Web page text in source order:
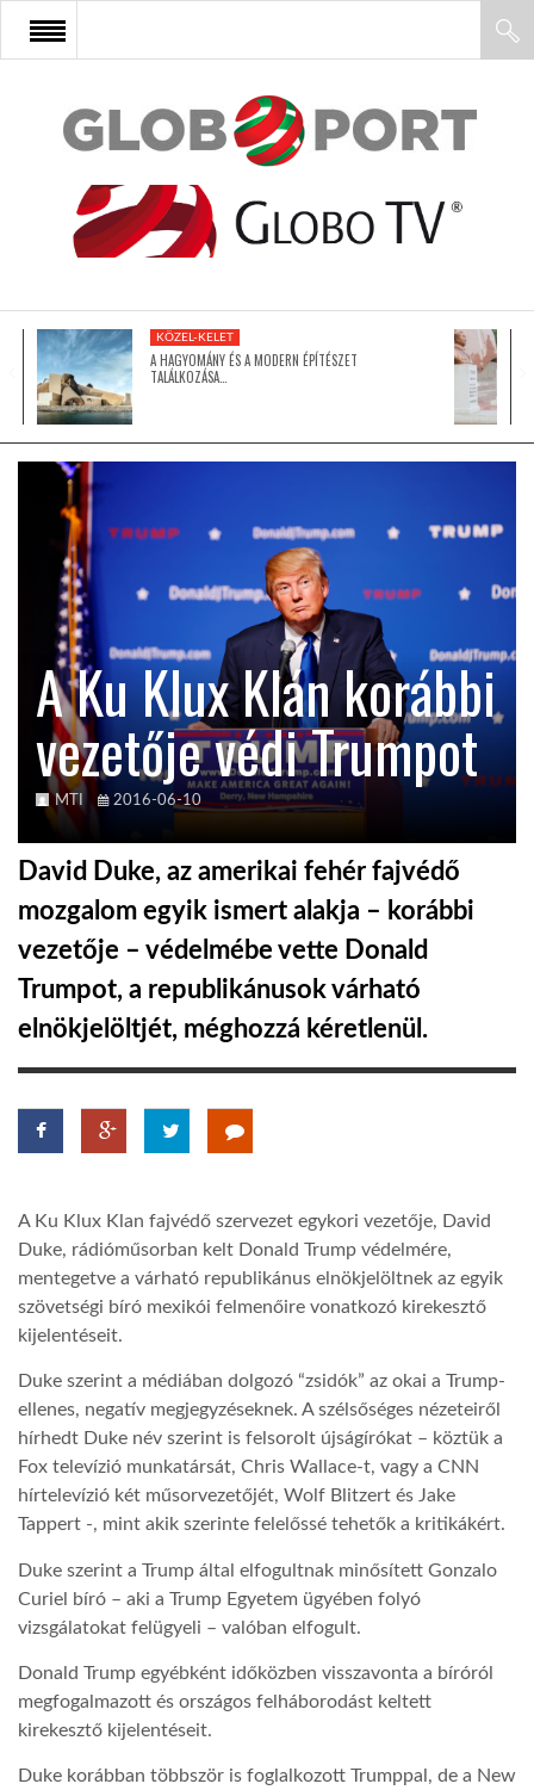
FŐOLDAL
AFRIKA
ÁZSIA
LATIN-AMERIKA
KÖZEL-KELET
AUSZTRÁLIA
A VILÁG ITTHON
MÉDIA
GLOBOTV BP
HÍR3D
TROPICALMAGAZIN
AFRIKA TUDÁSTÁR
A NAP SZÉPE
LINKTR.EE
GLOBOZSARU
DOBRAVERO.HU
GLOBOBOOK
KÖZEL-KELET
A HAGYOMÁNY ÉS A MODERN ÉPÍTÉSZET
TALÁLKOZÁSA…
A Ku Klux Klán korábbi
vezetője védi Trumpot
MTI 2016-06-10
David Duke, az amerikai fehér fajvédő
mozgalom egyik ismert alakja – korábbi
vezetője – védelmébe vette Donald
Trumpot, a republikánusok várható
elnökjelöltjét, méghozzá kéretlenül.
A Ku Klux Klan fajvédő szervezet egykori vezetője, David
Duke, rádióműsorban kelt Donald Trump védelmére,
mentegetve a várható republikánus elnökjelöltnek az egyik
szövetségi bíró mexikói felmenőire vonatkozó kirekesztő
kijelentéseit.
Duke szerint a médiában dolgozó “zsidók” az okai a Trump-
ellenes, negatív megjegyzéseknek. A szélsőséges nézeteiről
hírhedt Duke név szerint is felsorolt újságírókat – köztük a
Fox televízió munkatársát, Chris Wallace-t, vagy a CNN
hírtelevízió két műsorvezetőjét, Wolf Blitzert és Jake
Tappert -, mint akik szerinte felelőssé tehetők a kritikákért.
Duke szerint a Trump által elfogultnak minősített Gonzalo
Curiel bíró – aki a Trump Egyetem ügyében folyó
vizsgálatokat felügyeli – valóban elfogult.
Donald Trump egyébként időközben visszavonta a bíróról
megfogalmazott és országos felháborodást keltett
kirekesztő kijelentéseit.
Duke korábban többször is foglalkozott Trumppal, de a New